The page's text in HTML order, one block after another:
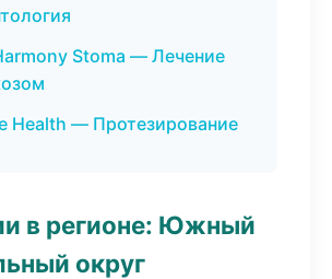
Stoma — Лечение
Health — Протезирование
в регионе: Южный
округ